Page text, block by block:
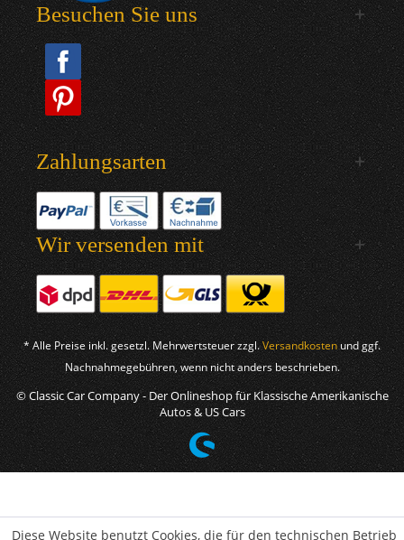
Besuchen Sie uns
Zahlungsarten
Wir versenden mit
* Alle Preise inkl. gesetzl. Mehrwertsteuer zzgl.Versandkosten und ggf.
Nachnahmegebühren, wenn nicht anders beschrieben.
© Classic Car Company - Der Onlineshop für Klassische Amerikanische
Autos & US Cars
Diese Website benutzt Cookies, die für den technischen Betrieb